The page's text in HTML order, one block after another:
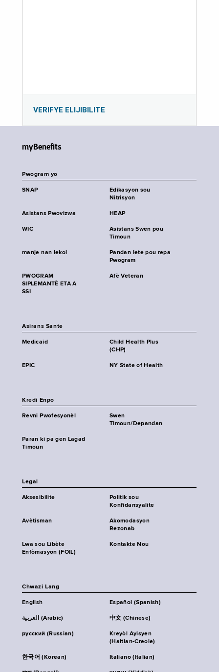
VERIFYE ELIJIBILITE
myBenefits
Pwogram yo
SNAP
Edikasyon sou
Nitrisyon
Asistans Pwovizwa HEAP
WIC
Asistans Swen pou
Timoun
manje nan lekol
Pandan lete pou repa
Pwogram
PWOGRAM
SIPLEMANTÈ ETA A
SSI
Afè Veteran
Asirans Sante
Medicaid
Child Health Plus
(CHP)
EPIC NY State of Health
Kredi Enpo
Revni Pwofesyonèl
Swen
Timoun/Depandan
Paran ki pa gen Lagad
Timoun
Legal
Aksesibilite
Politik sou
Konfidansyalite
Avètisman
Akomodasyon
Rezonab
Lwa sou Libète
Enfòmasyon (FOIL)
Kontakte Nou
Chwazi Lang
English Español (Spanish)
العربية (Arabic) 中文 (Chinese)
русский (Russian)
Kreyòl Ayisyen
(Haitian-Creole)
한국어 (Korean) Italiano (Italian)